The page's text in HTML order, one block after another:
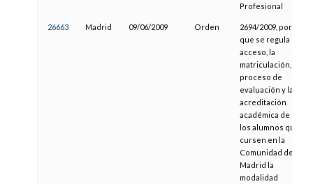
Profesional
26663 Madrid 09/06/2009 Orden
2694/2009, por la
que se regula el
acceso, la
matriculación, el
proceso de
evaluación y la
acreditación
académica de
los alumnos que
cursen en la
Comunidad de
Madrid la
modalidad